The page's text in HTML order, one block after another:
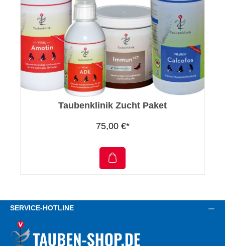
Taubenklinik Zucht Paket
75,00 €*
SERVICE-HOTLINE